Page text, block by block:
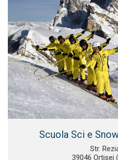
Scuola Sci e
Str.
39046 Ortisei